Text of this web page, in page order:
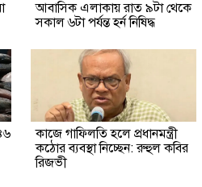
আবাসিক এলাকায় রাত ৯টা থেকে
সকাল ৬টা পর্যন্ত হর্ন নিষিদ্ধ
কাজে গাফিলতি হলে প্রধানমন্ত্রী
কঠোর ব্যবস্থা নিচ্ছেন: রুহুল কবির
রিজভী